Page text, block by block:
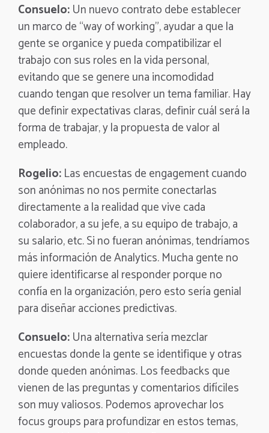
Consuelo:Un nuevo contrato debe establecer
un marco de “way of working”, ayudar a que la
gente se organice y pueda compatibilizar el
trabajo con sus roles en la vida personal,
evitando que se genere una incomodidad
cuando tengan que resolver un tema familiar. Hay
que definir expectativas claras, definir cuál será la
forma de trabajar, y la propuesta de valor al
empleado.
Rogelio:Las encuestas de engagement cuando
son anónimas no nos permite conectarlas
directamente a la realidad que vive cada
colaborador, a su jefe, a su equipo de trabajo, a
su salario, etc. Si no fueran anónimas, tendríamos
más información de Analytics. Mucha gente no
quiere identificarse al responder porque no
confía en la organización, pero esto sería genial
para diseñar acciones predictivas.
Consuelo:Una alternativa sería mezclar
encuestas donde la gente se identifique y otras
donde queden anónimas. Los feedbacks que
vienen de las preguntas y comentarios difíciles
son muy valiosos. Podemos aprovechar los
focus groups para profundizar en estos temas,